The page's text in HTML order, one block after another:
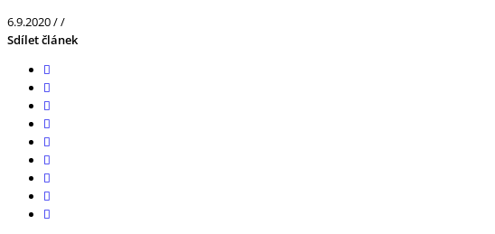
6.9.2020//
Sdílet článek